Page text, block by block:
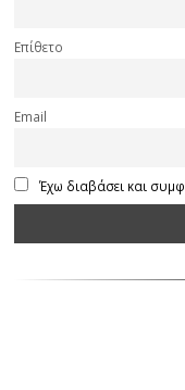
Επίθετο
Email
Έχω διαβάσει και